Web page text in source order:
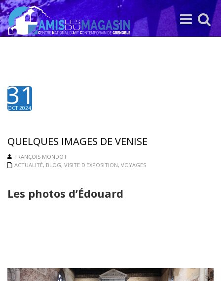
Toggle
search
Toggle
navigation
31
OCT 2024
QUELQUES IMAGES DE VENISE
FRANÇOIS MONDOT
ACTUALITÉ, BLOG, VISITE D'EXPOSITION, VOYAGES
Les photos d’Édouard